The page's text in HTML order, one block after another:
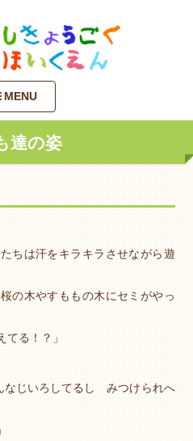
MENU
達の姿
ちは汗をキラキラさせながら遊
の木やすももの木にセミがやっ
てる！？」
なじいろしてるし みつけられへ